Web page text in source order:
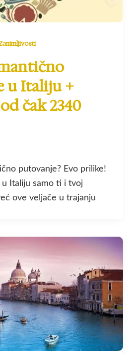
u Italiju +
čak 2340
putovanje? Evo prilike!
Italiju samo ti i tvoj
ove veljače u trajanju